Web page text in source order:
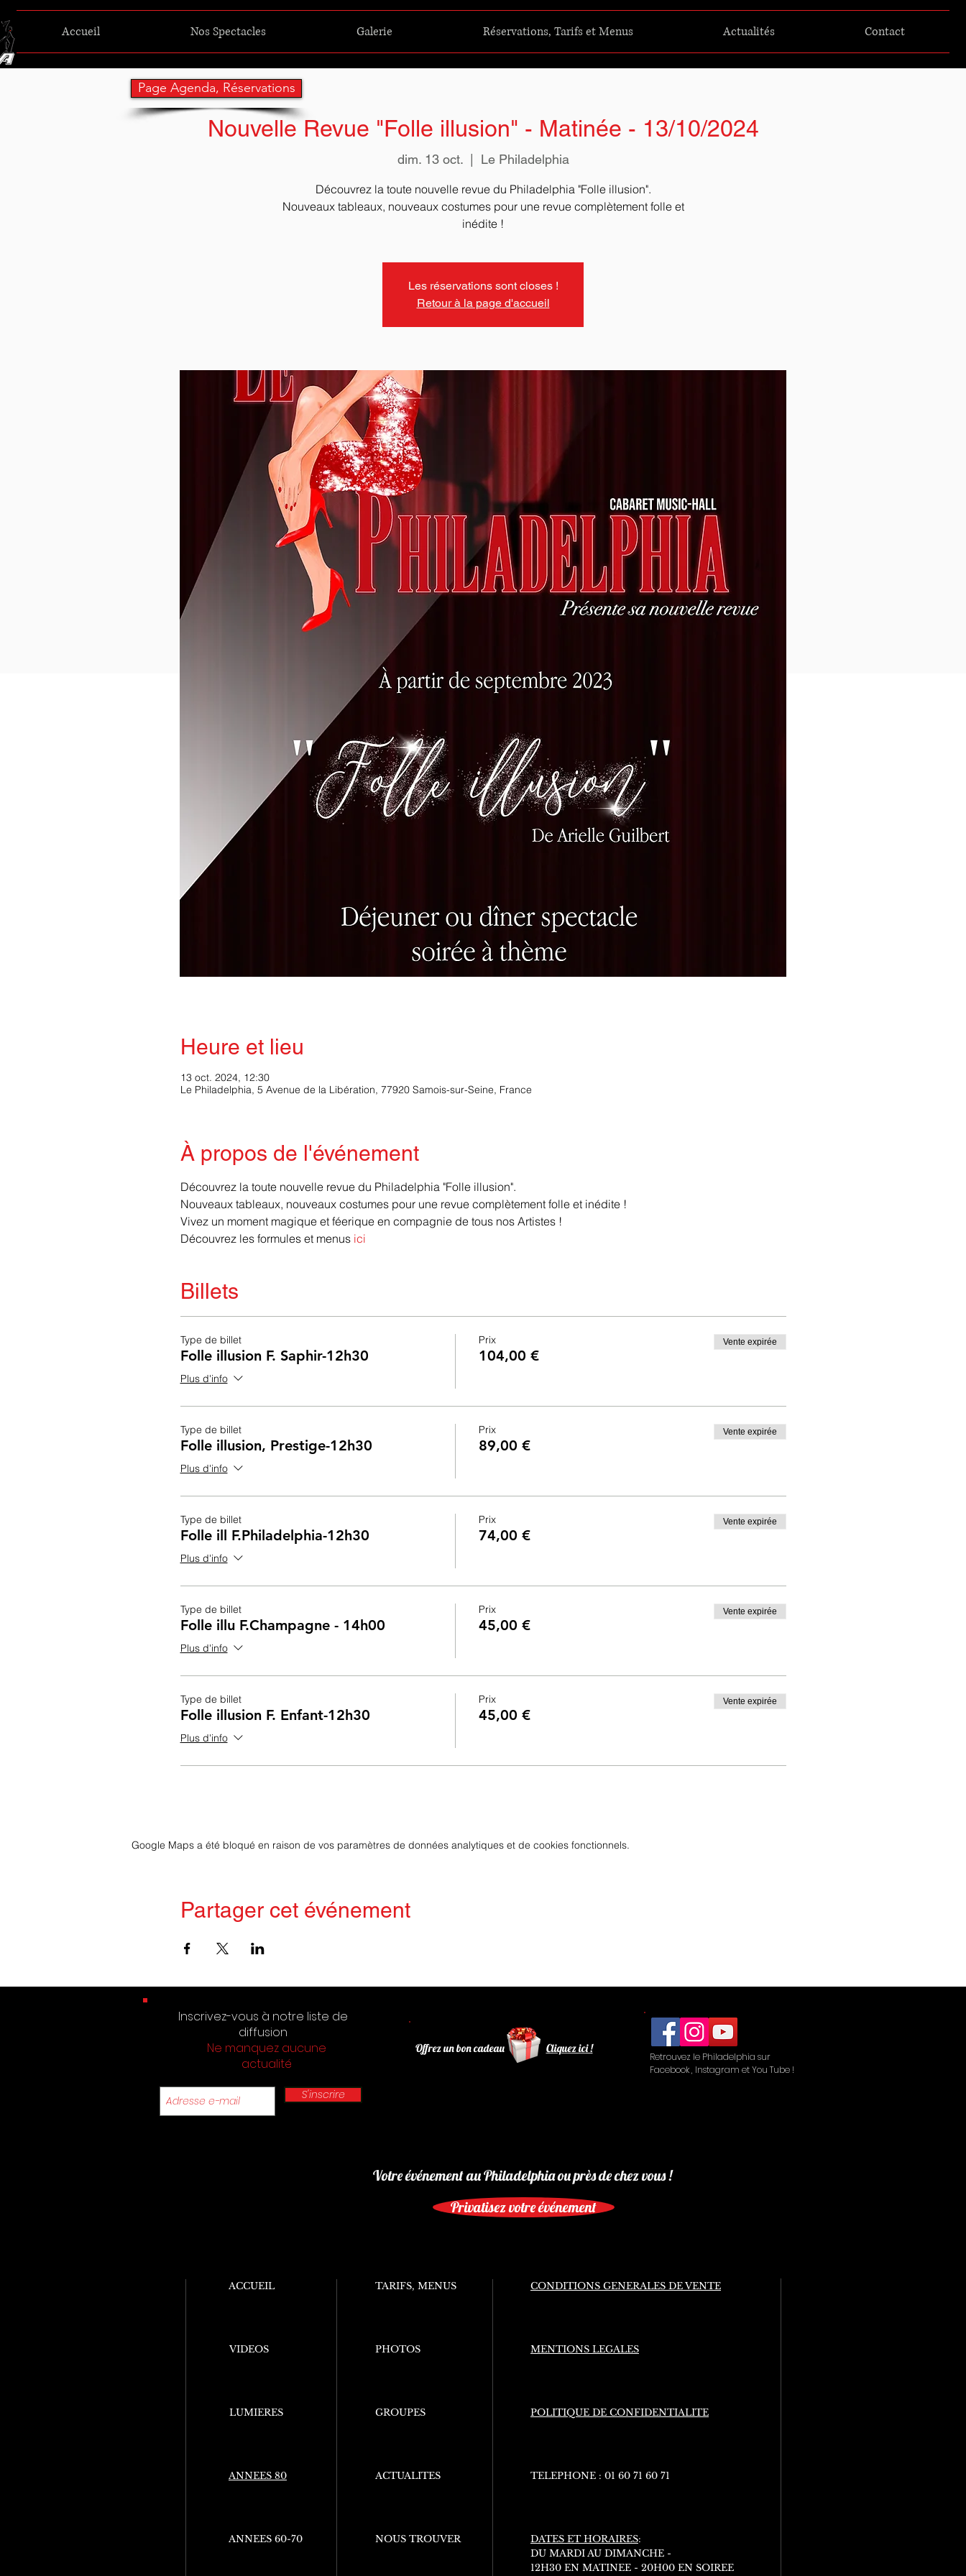
Accueil Nos Spectacles Galerie Réservations, Tarifs et Menus Actualités Contact
Nouvelle Revue "Folle illusion" - Matinée - 13/10/2024
dim. 13 oct.
  |
Le Philadelphia
Découvrez la toute nouvelle revue du Philadelphia "Folle illusion".
Nouveaux tableaux, nouveaux costumes pour une revue complètement folle et
Les réservations sont closes !
Retour à la page d'accueil
Heure et lieu
13 oct. 2024, 12:30
Le Philadelphia, 5 Avenue de la Libération, 77920 Samois-sur-Seine, France
À propos de l'événement
Découvrez la toute nouvelle revue du Philadelphia "Folle illusion".
Nouveaux tableaux, nouveaux costumes pour une revue complètement folle et inédite !
Vivez un moment magique et féerique en compagnie de tous nos Artistes !
Découvrez les formules et menus ici
Billets
Type de billet
Folle illusion F. Saphir-12h30
Plus d'info
Prix
104,00 €
Vente expirée
Type de billet
Folle illusion, Prestige-12h30
Plus d'info
Prix
89,00 €
Vente expirée
Type de billet
Folle ill F.Philadelphia-12h30
Plus d'info
Prix
74,00 €
Vente expirée
Type de billet
Folle illu F.Champagne - 14h00
Plus d'info
Prix
45,00 €
Vente expirée
Type de billet
Folle illusion F. Enfant-12h30
Plus d'info
Prix
45,00 €
Vente expirée
Google Maps a été bloqué en raison de vos paramètres de données analytiques et de cookies fonctionnels.
Partager cet événement
Page Agenda, Réservations
Inscrivez-vous à notre liste de
diffusion
Ne manquez aucune
actualité
S'inscrire
Offrez un bon cadeau Cliquez ici !
Retrouvez le Philadelphia sur
Facebook , Instagram et You Tube !
Votre événement au Philadelphia ou près de chez vous !
Privatisez votre événement
ACCUEIL
VIDEOS
LUMIERES
ANNEES 80
ANNEES 60-70
TARIFS, MENUS
PHOTOS
GROUPES
ACTUALITES
NOUS TROUVER
CONDITIONS GENERALES DE VENTE
MENTIONS LEGALES
POLITIQUE DE CONFIDENTIALITE
TELEPHONE : 01 60 71 60 71
DATES ET HORAIRES:
DU MARDI AU DIMANCHE -
12H30 EN MATINEE - 20H00 EN SOIREE